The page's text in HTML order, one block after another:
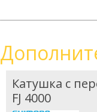
Катушка с
FJ 4000